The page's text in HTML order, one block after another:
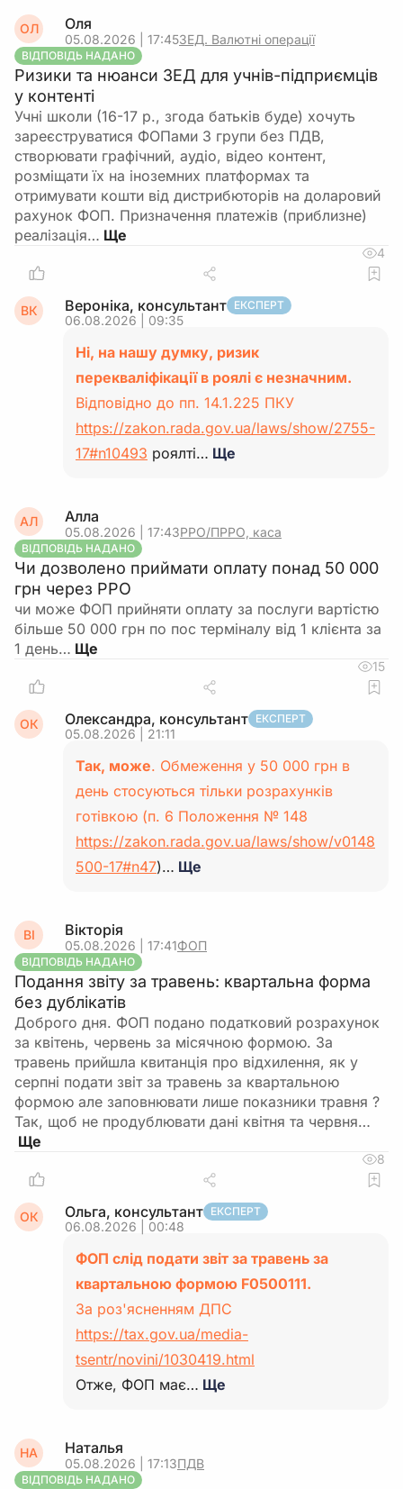
ОЛ Оля
05.08.2026 | 17:45ЗЕД. Валютні операції
ВІДПОВІДЬ НАДАНО
Ризики та нюанси ЗЕД для учнів-підприємців
у контенті
Учні школи (16-17 р., згода батьків буде) хочуть
зареєструватися ФОПами 3 групи без ПДВ,
створювати графічний, аудіо, відео контент,
розміщати їх на іноземних платформах та
отримувати кошти від дистрибюторів на доларовий
рахунок ФОП. Призначення платежів (приблизне)
реалізація…
4
ВК Вероніка, консультант ЕКСПЕРТ
06.08.2026 | 09:35
Ні, на нашу думку, ризик
перекваліфікації в роялі є незначним.
Відповідно до пп. 14.1.225 ПКУ
https://zakon.rada.gov.ua/laws/show/2755-
17#n10493 роялті… Ще
АЛ Алла
05.08.2026 | 17:43РРО/ПРРО, каса
ВІДПОВІДЬ НАДАНО
Чи дозволено приймати оплату понад 50 000
грн через РРО
чи може ФОП прийняти оплату за послуги вартістю
більше 50 000 грн по пос терміналу від 1 клієнта за
1 день…
15
ОК Олександра, консультант ЕКСПЕРТ
05.08.2026 | 21:11
Так, може. Обмеження у 50 000 грн в
день стосуються тільки розрахунків
готівкою (п. 6 Положення № 148
https://zakon.rada.gov.ua/laws/show/v0148
500-17#n47)… Ще
ВІ Вікторія
05.08.2026 | 17:41ФОП
ВІДПОВІДЬ НАДАНО
Подання звіту за травень: квартальна форма
без дублікатів
Доброго дня. ФОП подано податковий розрахунок
за квітень, червень за місячною формою. За
травень прийшла квитанція про відхилення, як у
серпні подати звіт за травень за квартальною
формою але заповнювати лише показники травня ?
Так, щоб не продублювати дані квітня та червня…
8
ОК Ольга, консультант ЕКСПЕРТ
06.08.2026 | 00:48
ФОП слід подати звіт за травень за
квартальною формою F0500111.
За роз'ясненням ДПС
https://tax.gov.ua/media-
tsentr/novini/1030419.html
Отже, ФОП має… Ще
НА Наталья
05.08.2026 | 17:13ПДВ
ВІДПОВІДЬ НАДАНО